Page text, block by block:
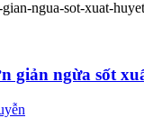
giản ngừa sốt